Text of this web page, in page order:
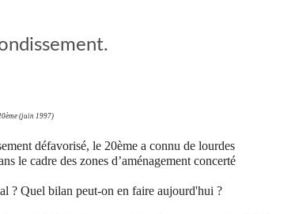
(juin 1997)
défavorisé, le 20ème a connu de lourdes
le cadre des zones d’aménagement concerté
? Quel bilan peut-on en faire aujourd'hui ?